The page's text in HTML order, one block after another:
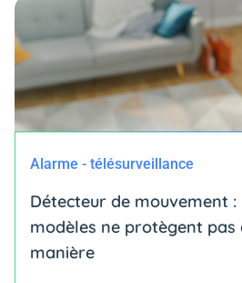
Alarme - télésurveillance
Détecteur de mouvement
modèles ne protègent pas
manière